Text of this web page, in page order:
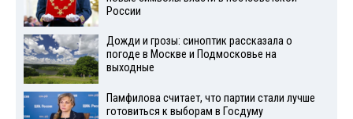
России
Дожди и грозы: синоптик рассказала о
погоде в Москве и Подмосковье на
выходные
Памфилова считает, что партии стали лучше
готовиться к выборам в Госдуму